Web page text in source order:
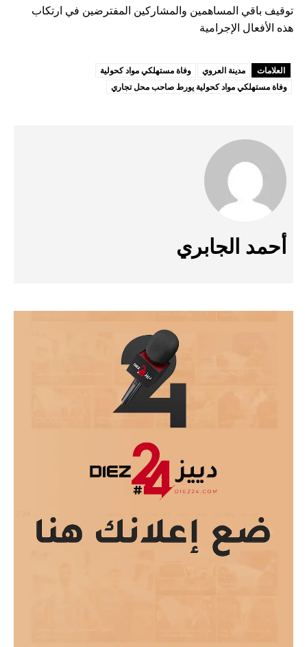
توقيف باقي المساهمين والمشاركين المفترضين في ارتكاب
هذه الأفعال الإجرامية
العلامات مدينة العروي
وفاة مستهلكي مواد كحولية
وفاة مستهلكي مواد كحولية يورط صاحب محل تجاري
أحمد الجابري